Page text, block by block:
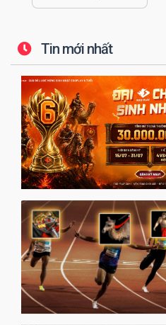
Tin mới nhất